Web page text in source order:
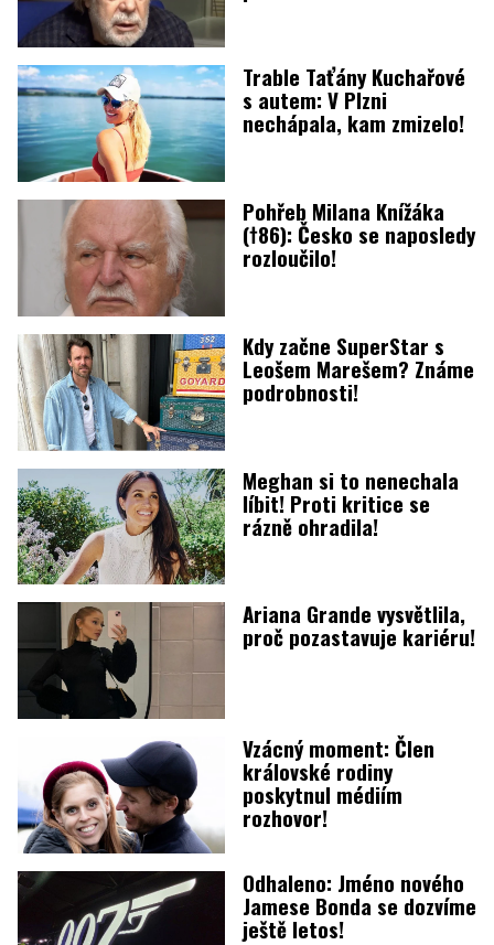
Trable Taťány Kuchařové
s autem: V Plzni
nechápala, kam zmizelo!
Pohřeb Milana Knížáka
(†86): Česko se naposledy
rozloučilo!
Kdy začne SuperStar s
Leošem Marešem? Známe
podrobnosti!
Meghan si to nenechala
líbit! Proti kritice se
rázně ohradila!
Ariana Grande vysvětlila,
proč pozastavuje kariéru!
Vzácný moment: Člen
královské rodiny
poskytnul médiím
rozhovor!
Odhaleno: Jméno nového
Jamese Bonda se dozvíme
ještě letos!